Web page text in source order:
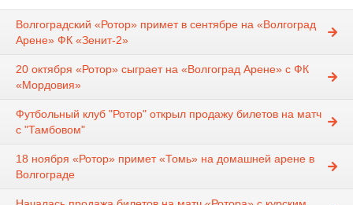
Волгоградский «Ротор» примет в сентябре на «Волгоград
Арене» ФК «Зенит-2»
20 октября «Ротор» сыграет на «Волгоград Арене» с ФК
«Мордовия»
Футбольный клуб "Ротор" открыл продажу билетов на матч
с "Тамбовом"
18 ноября «Ротор» примет «Томь» на домашней арене в
Волгограде